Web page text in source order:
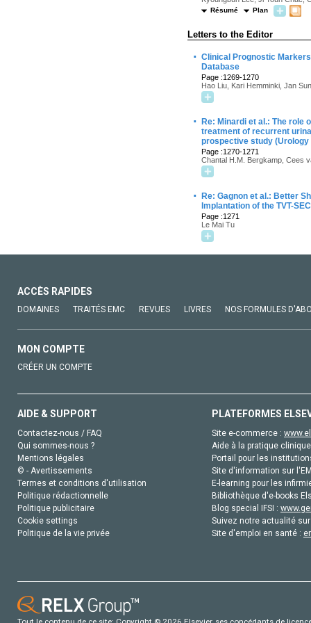
Résumé Plan
Letters to the Editor
· Clinical Prognostic
Database
Page :1269-1270
Hao Liu, Kari Hemminki, Jan
·
Re: Minardi et al.: The
treatment of recurrent
prospective study (Urology
Page :1270-1271
Chantal H.M. Bergkamp, Cees
·
Re: Gagnon et al.: Better
Implantation of the TVT-
Page :1271
Le Mai Tu
ACCÈS RAPIDES
DOMAINES TRAITÉS EMC REVUES LIVRES NOS FORMULES
MON COMPTE
CRÉER UN COMPTE
AIDE & SUPPORT
Contactez-nous / FAQ
Qui sommes-nous ?
Mentions légales
© - Avertissements
Termes et conditions d'utilisation
Politique rédactionnelle
Politique publicitaire
Cookie settings
Politique de la vie privée
PLATEFORMES
Site e-commerce :
Aide à la pratique
Portail pour les
Site d'information sur
E-learning pour les
Bibliothèque d'e-books
Blog special IFSI :
Suivez notre actualité
Site d'emploi en santé :